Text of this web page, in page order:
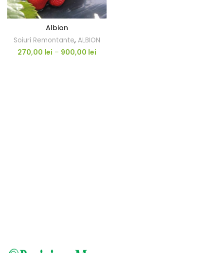
Albion
Soiuri Remontante, ALBION
270,00 lei – 900,00 lei